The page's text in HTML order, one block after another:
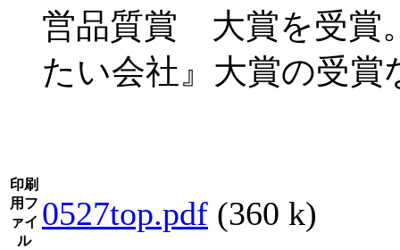
営品質賞 大賞を受賞
たい会社』大賞の受賞
印刷
用フ
ァイ
ル
0527top.pdf (360 k)